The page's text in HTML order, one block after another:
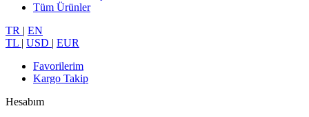
Tüm Ürünler
TR | EN
TL | USD | EUR
Favorilerim
Kargo Takip
Hesabım